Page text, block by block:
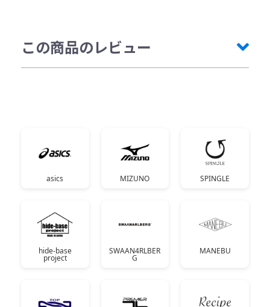
この商品のレビュー
asics MIZUNO SPINGLE
hide-base
project
SWAAN4RLBER
G
MANEBU